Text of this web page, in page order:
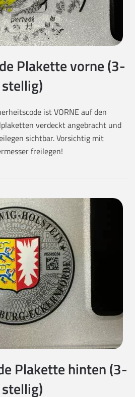
Plakette vorne (3-
stellig)
ist VORNE auf den
verdeckt angebracht und
sichtbar. Vorsichtig mit
freilegen!
Plakette hinten (3-
stellig)